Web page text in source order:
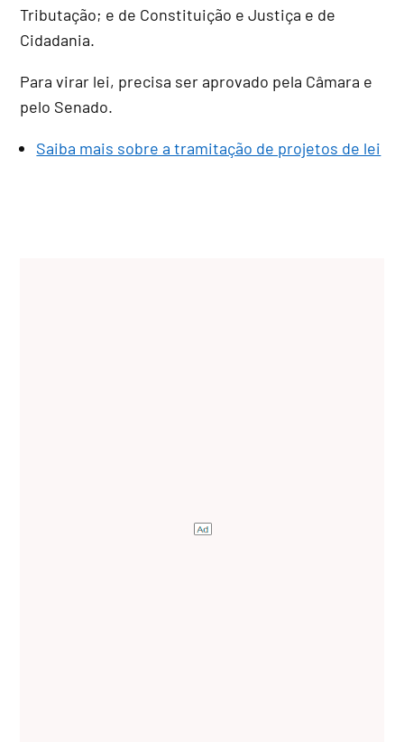
Tributação; e de Constituição e Justiça e de
Cidadania.
Para virar lei, precisa ser aprovado pela Câmara e
pelo Senado.
Saiba mais sobre a tramitação de projetos de lei